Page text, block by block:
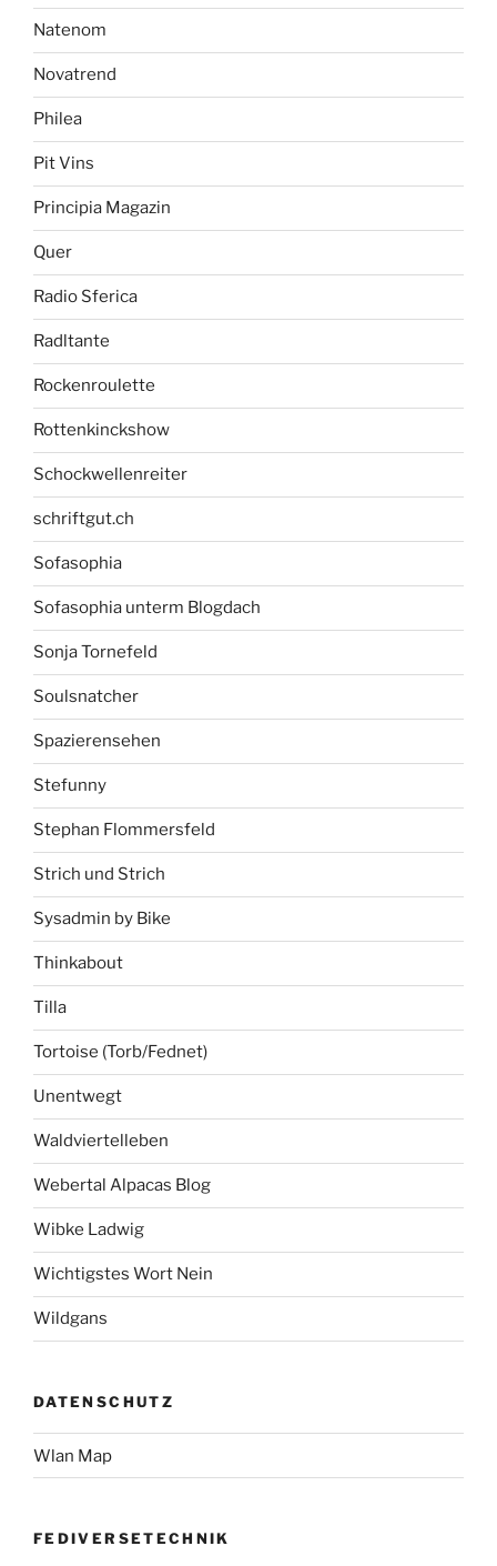
Natenom
Novatrend
Philea
Pit Vins
Principia Magazin
Quer
Radio Sferica
Radltante
Rockenroulette
Rottenkinckshow
Schockwellenreiter
schriftgut.ch
Sofasophia
Sofasophia unterm Blogdach
Sonja Tornefeld
Soulsnatcher
Spazierensehen
Stefunny
Stephan Flommersfeld
Strich und Strich
Sysadmin by Bike
Thinkabout
Tilla
Tortoise (Torb/Fednet)
Unentwegt
Waldviertelleben
Webertal Alpacas Blog
Wibke Ladwig
Wichtigstes Wort Nein
Wildgans
DATENSCHUTZ
Wlan Map
FEDIVERSETECHNIK